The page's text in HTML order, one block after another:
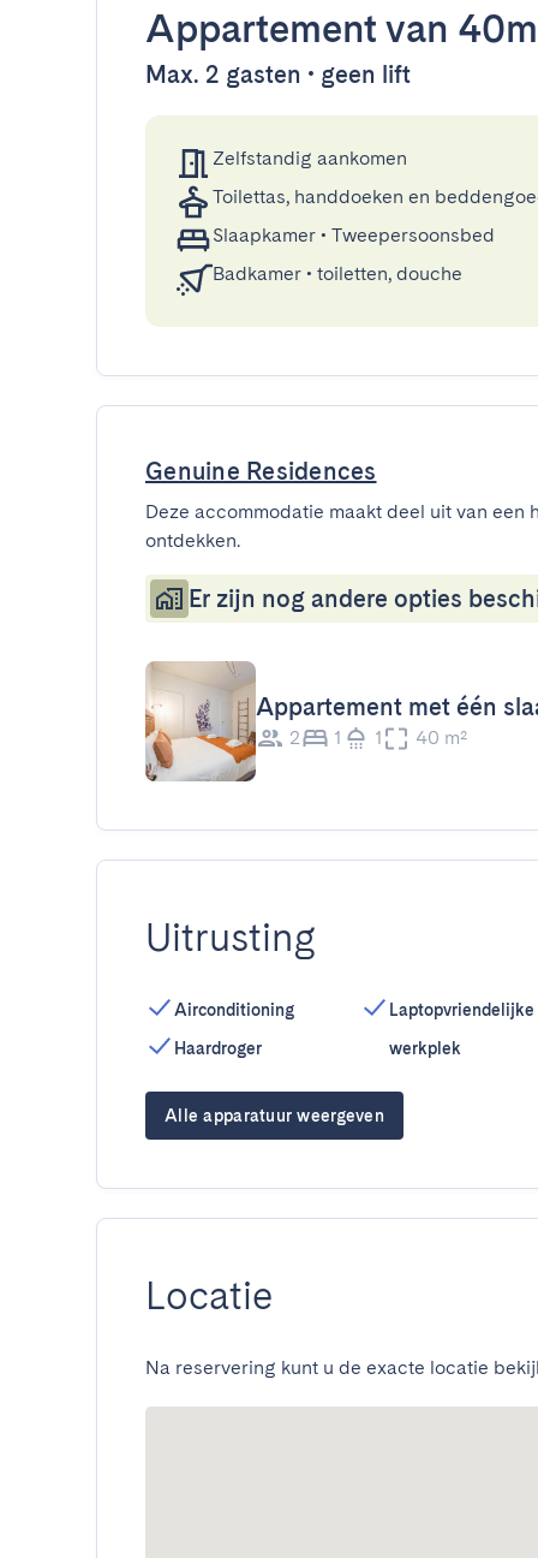
Appartement van
Max. 2 gasten • geen lift
Zelfstandig aankomen
Toilettas, handdoeken en
Slaapkamer • Tweepersoonsbed
Badkamer • toiletten, douche
Genuine Residences
Deze accommodatie maakt deel uit van
ontdekken.
Er zijn nog andere opties
Appartement met één
2 1 1 40 m²
Uitrusting
Airconditioning
Haardroger
Laptopvriendelijke
werkplek
Alle apparatuur weergeven
Locatie
Na reservering kunt u de exacte locatie